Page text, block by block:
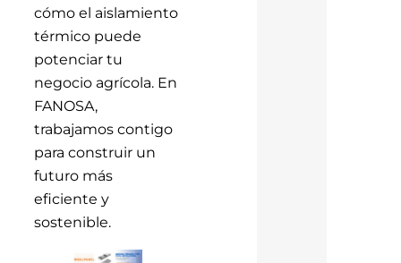
cómo el aislamiento
térmico puede
potenciar tu
negocio agrícola. En
FANOSA,
trabajamos contigo
para construir un
futuro más
eficiente y
sostenible.